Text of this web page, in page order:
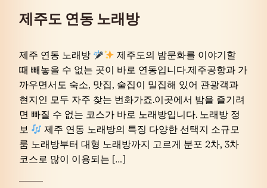
제주도 연동 노래방
제주 연동 노래방
제주도의 밤문화를 이야기할
때 빼놓을 수 없는 곳이 바로 연동입니다.제주공항과 가
까우면서도 숙소, 맛집, 술집이 밀집해 있어 관광객과
현지인 모두 자주 찾는 번화가죠.이곳에서 밤을 즐기려
면 빠질 수 없는 코스가 바로 노래방입니다. 노래방 정
보
제주 연동 노래방의 특징 다양한 선택지 소규모
룸 노래방부터 대형 노래방까지 고르게 분포 2차, 3차
코스로 많이 이용되는 […]